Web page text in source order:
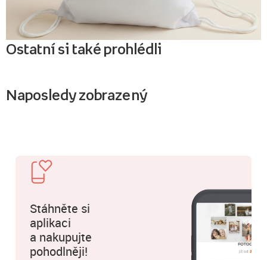
Ostatní si také prohlédli
Naposledy zobrazený
Stáhněte si
aplikaci
a nakupujte
pohodlněji!